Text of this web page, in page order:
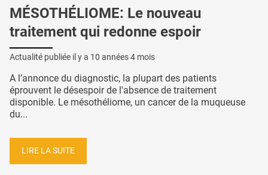
MÉSOTHÉLIOME: Le nouveau
traitement qui redonne espoir
Actualité publiée il y a 10 années 4 mois
A l’annonce du diagnostic, la plupart des patients
éprouvent le désespoir de l'absence de traitement
disponible. Le mésothéliome, un cancer de la muqueuse
du...
LIRE LA SUITE